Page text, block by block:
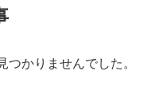
つかりませんでした。